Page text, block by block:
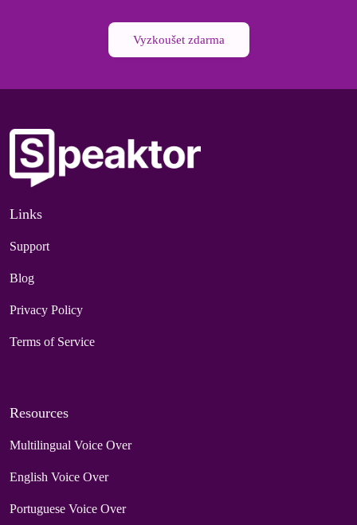
Vyzkoušet zdarma
Links
Support
Blog
Privacy Policy
Terms of Service
Resources
Multilingual Voice Over
English Voice Over
Portuguese Voice Over